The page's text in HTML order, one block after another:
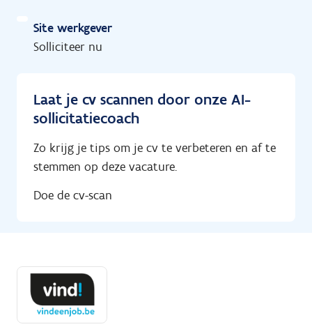
Site werkgever
Solliciteer nu
Laat je cv scannen door onze AI-
sollicitatiecoach
Zo krijg je tips om je cv te verbeteren en af te
stemmen op deze vacature.
Doe de cv-scan